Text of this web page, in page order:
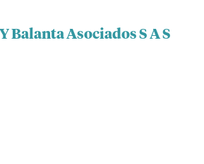
Balanta Asociados S A S